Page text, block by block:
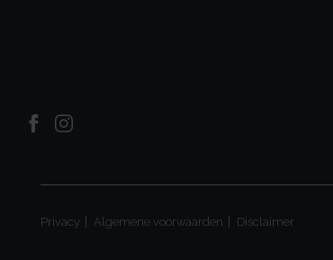
Privacy Algemene voorwaarden Disclaimer